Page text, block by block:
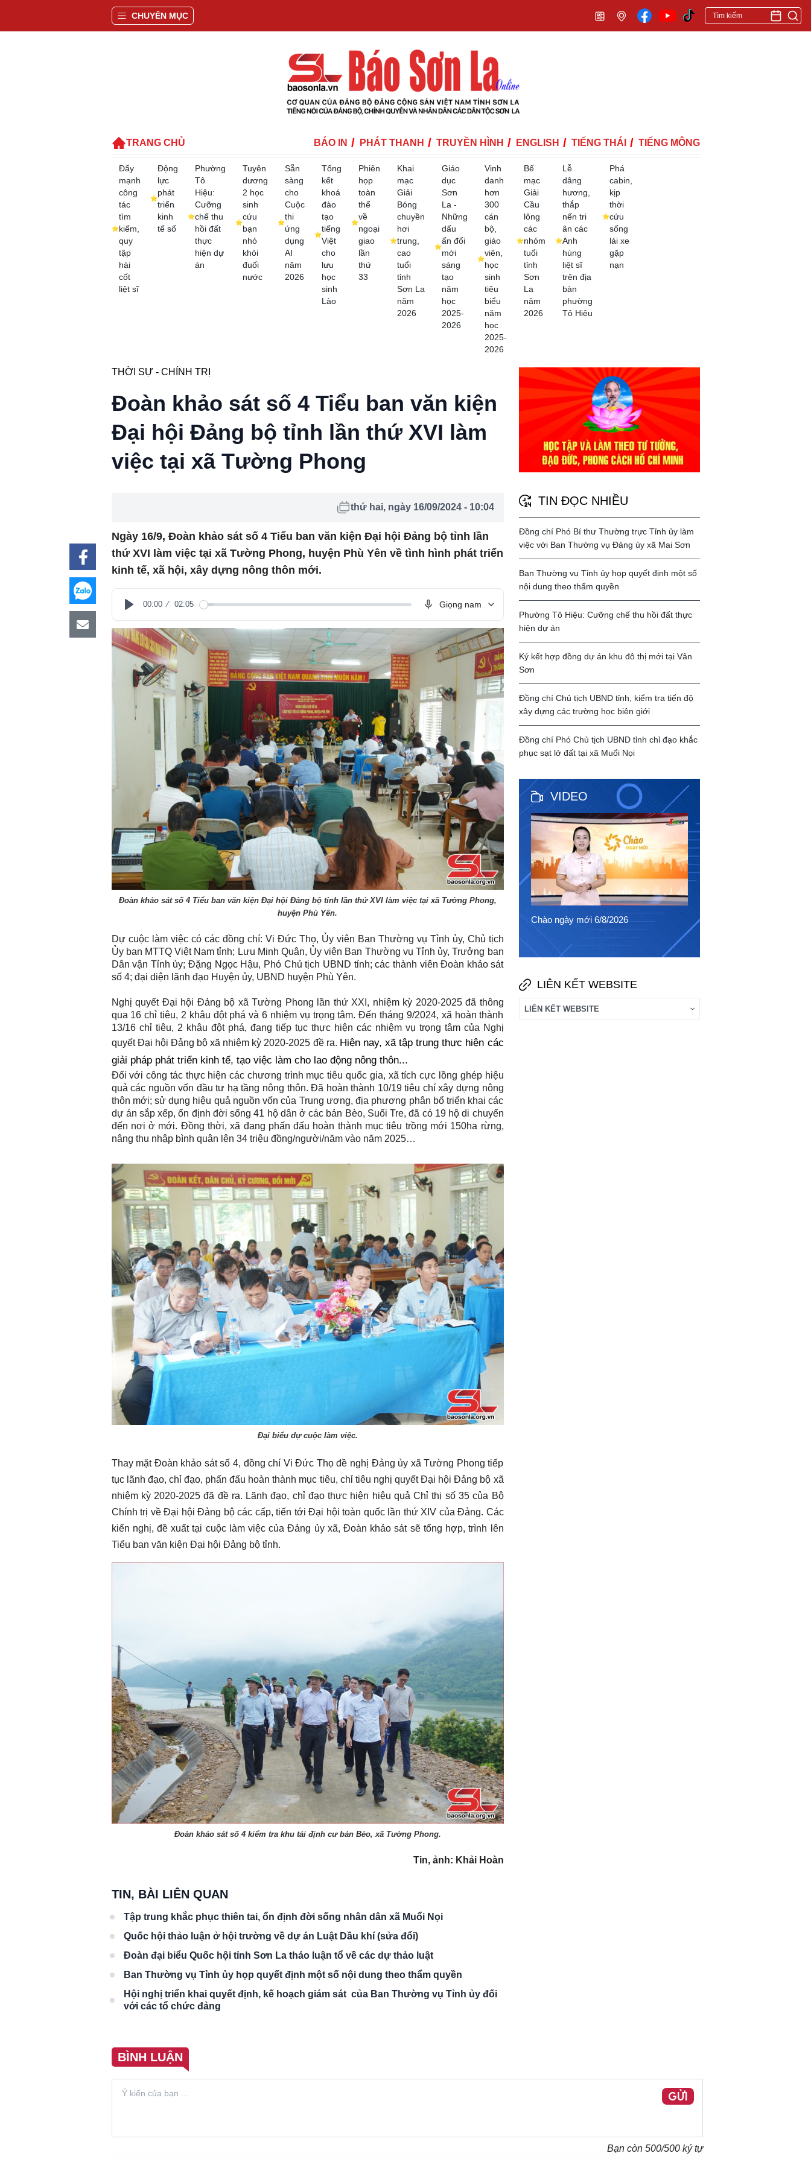
CHUYÊN MỤC
TRANG CHỦ BÁO IN PHÁT THANH TRUYỀN HÌNH ENGLISH TIẾNG THÁI TIẾNG MÔNG
Đẩy
mạnh
công
tác
tìm
kiếm,
quy
tập
hài
cốt
liệt sĩ
Động
lực
phát
triển
kinh
tế số
Phường
Tô
Hiệu:
Cưỡng
chế thu
hồi đất
thực
hiện dự
án
Tuyên
dương
2 học
sinh
cứu
bạn
nhỏ
khỏi
đuối
nước
Sẵn
sàng
cho
Cuộc
thi
ứng
dụng
AI
năm
2026
Tổng
kết
khoá
đào
tạo
tiếng
Việt
cho
lưu
học
sinh
Lào
Phiên
họp
toàn
thể
về
ngoại
giao
lần
thứ
33
Khai
mạc
Giải
Bóng
chuyền
hơi
trung,
cao
tuổi
tỉnh
Sơn La
năm
2026
Giáo
dục
Sơn
La -
Những
dấu
ấn đổi
mới
sáng
tạo
năm
học
2025-
2026
Vinh
danh
hơn
300
cán
bộ,
giáo
viên,
học
sinh
tiêu
biểu
năm
học
2025-
2026
Bế
mạc
Giải
Cầu
lông
các
nhóm
tuổi
tỉnh
Sơn
La
năm
2026
Lễ
dâng
hương,
thắp
nến tri
ân các
Anh
hùng
liệt sĩ
trên địa
bàn
phường
Tô Hiệu
Phá
cabin,
kịp
thời
cứu
sống
lái xe
gặp
nạn
THỜI SỰ - CHÍNH TRỊ
Đoàn khảo sát số 4 Tiểu ban văn kiện
Đại hội Đảng bộ tỉnh lần thứ XVI làm
việc tại xã Tường Phong
thứ hai, ngày 16/09/2024 - 10:04
Ngày 16/9, Đoàn khảo sát số 4 Tiểu ban văn kiện Đại hội Đảng bộ tỉnh lần
thứ XVI làm việc tại xã Tường Phong, huyện Phù Yên về tình hình phát triển
kinh tế, xã hội, xây dựng nông thôn mới.
Play
00:00 02:05 Giọng nam
Đoàn khảo sát số 4 Tiểu ban văn kiện Đại hội Đảng bộ tỉnh lần thứ XVI làm việc tại xã Tường Phong,
huyện Phù Yên.
Dự cuộc làm việc có các đồng chí: Vi Đức Thọ, Ủy viên Ban Thường vụ Tỉnh ủy, Chủ tịch
Ủy ban MTTQ Việt Nam tỉnh; Lưu Minh Quân, Ủy viên Ban Thường vụ Tỉnh ủy, Trưởng ban
Dân vận Tỉnh ủy; Đặng Ngọc Hậu, Phó Chủ tịch UBND tỉnh; các thành viên Đoàn khảo sát
số 4; đại diện lãnh đạo Huyện ủy, UBND huyện Phù Yên.
Nghị quyết Đại hội Đảng bộ xã Tường Phong lần thứ XXI, nhiệm kỳ 2020-2025 đã thông
qua 16 chỉ tiêu, 2 khâu đột phá và 6 nhiệm vụ trọng tâm. Đến tháng 9/2024, xã hoàn thành
13/16 chỉ tiêu, 2 khâu đột phá, đang tiếp tục thực hiện các nhiệm vụ trọng tâm của Nghị
quyết Đại hội Đảng bộ xã nhiệm kỳ 2020-2025 đề ra. Hiện nay, xã tập trung thực hiện các
giải pháp phát triển kinh tế, tạo việc làm cho lao động nông thôn...
Đối với công tác thực hiện các chương trình mục tiêu quốc gia, xã tích cực lồng ghép hiệu
quả các nguồn vốn đầu tư hạ tầng nông thôn. Đã hoàn thành 10/19 tiêu chí xây dựng nông
thôn mới; sử dụng hiệu quả nguồn vốn của Trung ương, địa phương phân bổ triển khai các
dự án sắp xếp, ổn định đời sống 41 hộ dân ở các bản Bèo, Suối Tre, đã có 19 hộ di chuyển
đến nơi ở mới. Đồng thời, xã đang phấn đấu hoàn thành mục tiêu trồng mới 150ha rừng,
nâng thu nhập bình quân lên 34 triệu đồng/người/năm vào năm 2025…
Đại biểu dự cuộc làm việc.
Thay mặt Đoàn khảo sát số 4, đồng chí Vi Đức Thọ đề nghị Đảng ủy xã Tường Phong tiếp
tục lãnh đạo, chỉ đạo, phấn đấu hoàn thành mục tiêu, chỉ tiêu nghị quyết Đại hội Đảng bộ xã
nhiệm kỳ 2020-2025 đã đề ra. Lãnh đạo, chỉ đạo thực hiện hiệu quả Chỉ thị số 35 của Bộ
Chính trị về Đại hội Đảng bộ các cấp, tiến tới Đại hội toàn quốc lần thứ XIV của Đảng. Các
kiến nghị, đề xuất tại cuộc làm việc của Đảng ủy xã, Đoàn khảo sát sẽ tổng hợp, trình lên
Tiểu ban văn kiện Đại hội Đảng bộ tỉnh.
Đoàn khảo sát số 4 kiểm tra khu tái định cư bản Bèo, xã Tường Phong.
Tin, ảnh: Khải Hoàn
TIN, BÀI LIÊN QUAN
Tập trung khắc phục thiên tai, ổn định đời sống nhân dân xã Muổi Nọi
Quốc hội thảo luận ở hội trường về dự án Luật Dầu khí (sửa đổi)
Đoàn đại biểu Quốc hội tỉnh Sơn La thảo luận tổ về các dự thảo luật
Ban Thường vụ Tỉnh ủy họp quyết định một số nội dung theo thẩm quyền
Hội nghị triển khai quyết định, kế hoạch giám sát của Ban Thường vụ Tỉnh ủy đối
với các tổ chức đảng
BÌNH LUẬN
GỬI
Bạn còn 500/500 ký tự
TIN ĐỌC NHIỀU
Đồng chí Phó Bí thư Thường trực Tỉnh ủy làm
việc với Ban Thường vụ Đảng ủy xã Mai Sơn
Ban Thường vụ Tỉnh ủy họp quyết định một số
nội dung theo thẩm quyền
Phường Tô Hiệu: Cưỡng chế thu hồi đất thực
hiện dự án
Ký kết hợp đồng dự án khu đô thị mới tại Vân
Sơn
Đồng chí Chủ tịch UBND tỉnh, kiểm tra tiến độ
xây dựng các trường học biên giới
Đồng chí Phó Chủ tịch UBND tỉnh chỉ đạo khắc
phục sạt lở đất tại xã Muổi Nọi
VIDEO
Chào ngày mới 2/8/2026 Chào ngày mới 1/8/2026
Chào ngày mới 6/8/2026
Chào ngày mới 5/8/2026
LIÊN KẾT WEBSITE